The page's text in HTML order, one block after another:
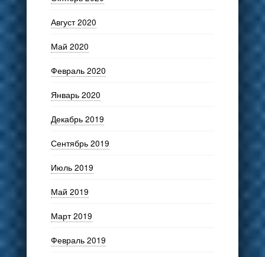
Август 2020
Май 2020
Февраль 2020
Январь 2020
Декабрь 2019
Сентябрь 2019
Июль 2019
Май 2019
Март 2019
Февраль 2019